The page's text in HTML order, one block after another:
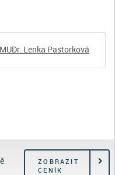
Lenka Pastorková
ZOBRAZIT
CENÍK